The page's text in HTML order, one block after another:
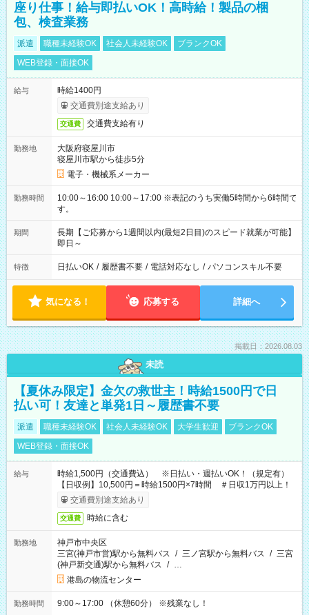
座り仕事！給与即払いOK！高時給！製品の梱
包、検査業務
派遣 職種未経験OK 社会人未経験OK
ブランクOK
WEB登録・面接OK
給与
時給1400円
交通費別途支給あり
交通費 交通費支給有り
勤務地
大阪府寝屋川市
寝屋川市駅から徒歩5分
電子・機械系メーカー
勤務時間
10:00～16:00 10:00～17:00 ※表記のうち実働5時間から6時間で
す。
期間
長期【ご応募から1週間以内(最短2日目)のスピード就業が可能】
即日～
特徴 日払いOK / 履歴書不要 / 電話対応なし / パソコンスキル不要
気になる！ 応募する 詳細へ
掲載日：2026.08.03
未読
【夏休み限定】金欠の救世主！時給1500円で日
払い可！友達と単発1日～履歴書不要
派遣 職種未経験OK 社会人未経験OK 大学生歓迎
ブランクOK
WEB登録・面接OK
給与
時給1,500円（交通費込） ※日払い・週払いOK！（規定有）
【日収例】10,500円＝時給1500円×7時間 ＃日収1万円以上！
交通費別途支給あり
交通費 時給に含む
勤務地
神戸市中央区
三宮(神戸市営)駅から無料バス / 三ノ宮駅から無料バス / 三宮
(神戸新交通)駅から無料バス / …
港島の物流センター
勤務時間 9:00～17:00 （休憩60分） ※残業なし！